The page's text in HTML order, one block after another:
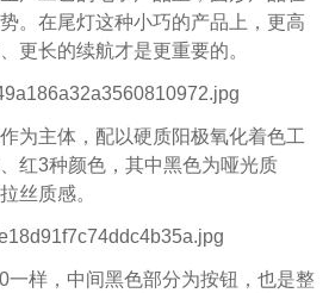
。在尾灯这种小巧的产品上，更高
更长的续航才是更重要的。
为主体，配以硬质阳极氧化着色工
红3种颜色，其中黑色为哑光质
丝质感。
一样，中间黑色部分为按钮，也是整